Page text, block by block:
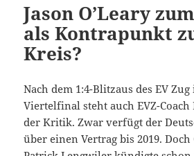
Jason O’Leary
als Kontrapunkt
Kreis?
Nach dem 1:4-Blitzaus des EV
Viertelfinal steht auch EVZ-
der Kritik. Zwar verfügt der
über einen Vertrag bis 2019.